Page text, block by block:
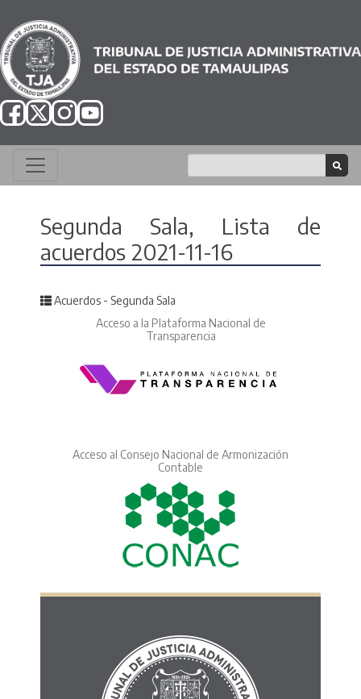
Segunda Sala, Lista de
acuerdos 2021-11-16
Posted in
Acuerdos - Segunda Sala
Acceso a la Plataforma Nacional de
Transparencia
Acceso al Consejo Nacional de Armonización
Contable